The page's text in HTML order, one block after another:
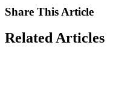
Share This Article
RelatedArticles